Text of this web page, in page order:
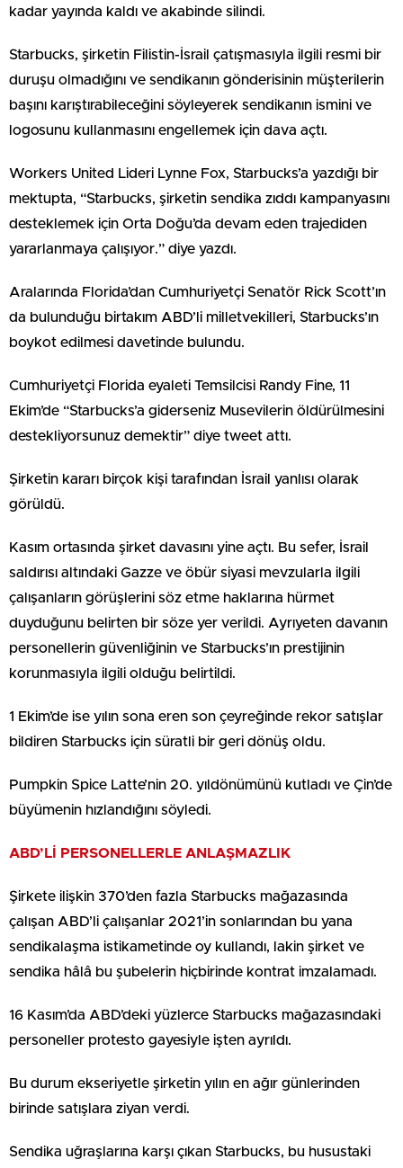
kadar yayında kaldı ve akabinde silindi.
Starbucks, şirketin Filistin-İsrail çatışmasıyla ilgili resmi bir
duruşu olmadığını ve sendikanın gönderisinin müşterilerin
başını karıştırabileceğini söyleyerek sendikanın ismini ve
logosunu kullanmasını engellemek için dava açtı.
Workers United Lideri Lynne Fox, Starbucks’a yazdığı bir
mektupta, “Starbucks, şirketin sendika zıddı kampanyasını
desteklemek için Orta Doğu’da devam eden trajediden
yararlanmaya çalışıyor.” diye yazdı.
Aralarında Florida’dan Cumhuriyetçi Senatör Rick Scott’ın
da bulunduğu birtakım ABD’li milletvekilleri, Starbucks’ın
boykot edilmesi davetinde bulundu.
Cumhuriyetçi Florida eyaleti Temsilcisi Randy Fine, 11
Ekim’de “Starbucks’a giderseniz Musevilerin öldürülmesini
destekliyorsunuz demektir” diye tweet attı.
Şirketin kararı birçok kişi tarafından İsrail yanlısı olarak
görüldü.
Kasım ortasında şirket davasını yine açtı. Bu sefer, İsrail
saldırısı altındaki Gazze ve öbür siyasi mevzularla ilgili
çalışanların görüşlerini söz etme haklarına hürmet
duyduğunu belirten bir söze yer verildi. Ayrıyeten davanın
personellerin güvenliğinin ve Starbucks’ın prestijinin
korunmasıyla ilgili olduğu belirtildi.
1 Ekim’de ise yılın sona eren son çeyreğinde rekor satışlar
bildiren Starbucks için süratli bir geri dönüş oldu.
Pumpkin Spice Latte’nin 20. yıldönümünü kutladı ve Çin’de
büyümenin hızlandığını söyledi.
ABD’Lİ PERSONELLERLE ANLAŞMAZLIK
Şirkete ilişkin 370’den fazla Starbucks mağazasında
çalışan ABD’li çalışanlar 2021’in sonlarından bu yana
sendikalaşma istikametinde oy kullandı, lakin şirket ve
sendika hâlâ bu şubelerin hiçbirinde kontrat imzalamadı.
16 Kasım’da ABD’deki yüzlerce Starbucks mağazasındaki
personeller protesto gayesiyle işten ayrıldı.
Bu durum ekseriyetle şirketin yılın en ağır günlerinden
birinde satışlara ziyan verdi.
Sendika uğraşlarına karşı çıkan Starbucks, bu husustaki